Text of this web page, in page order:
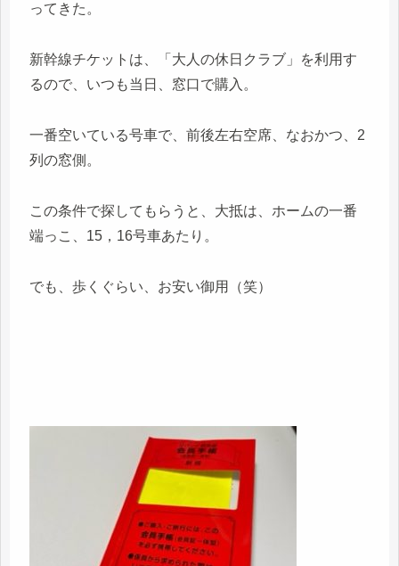
ってきた。
新幹線チケットは、「大人の休日クラブ」を利用す
るので、いつも当日、窓口で購入。
一番空いている号車で、前後左右空席、なおかつ、2
列の窓側。
この条件で探してもらうと、大抵は、ホームの一番
端っこ、15，16号車あたり。
でも、歩くぐらい、お安い御用（笑）